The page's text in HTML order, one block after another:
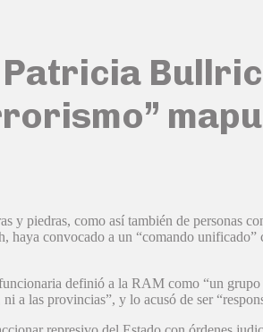
y piedras, como así también de personas
haya convocado a un “comando
definió a la RAM como “un
a las provincias”, y lo acusó de ser